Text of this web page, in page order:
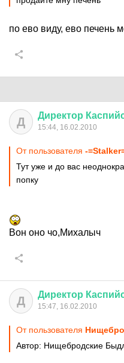
по ево виду, ево печень
Д Директор
15:44, 16.02.2010
От пользователя -
Тут уже и до вас
попку
Вон оно чо,Михалыч
Д Директор
15:47, 16.02.2010
От пользователя
Автор: Нищебродские